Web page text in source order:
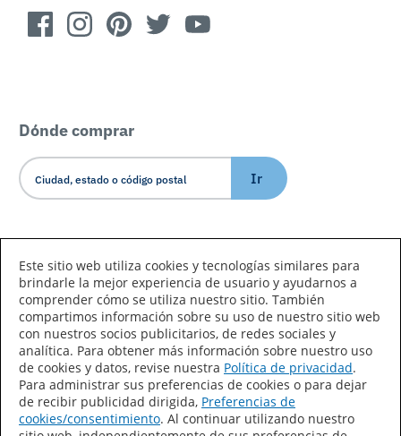
Dónde comprar
Ir
Declaración de accesibilidad
Mapa del sitio
Términos de uso
Privacidad
Este sitio web utiliza cookies y tecnologías similares para
brindarle la mejor experiencia de usuario y ayudarnos a
comprender cómo se utiliza nuestro sitio. También
compartimos información sobre su uso de nuestro sitio web
con nuestros socios publicitarios, de redes sociales y
analítica. Para obtener más información sobre nuestro uso
de cookies y datos, revise nuestra Política de privacidad.
Para administrar sus preferencias de cookies o para dejar
de recibir publicidad dirigida, Preferencias de
cookies/consentimiento. Al continuar utilizando nuestro